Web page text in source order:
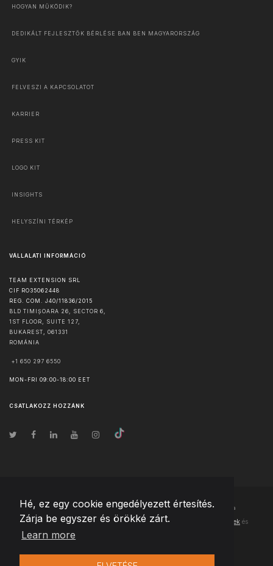
Hé, ez egy cookie engedélyezett értesítés.
Zárja be egyszer és örökké zárt.
Learn more
HOGYAN MŰKÖDIK?
DEDIKÁLT FEJLESZTŐK BÉRLÉSE BAN BEN MAGYARORSZÁG
GYIK
FELVESZI A KAPCSOLATOT
KARRIER
PRESS KIT
LOGO KIT
INSIGHTS
HELYSZÍNI TÉRKÉP
VÁLLALATI INFORMÁCIÓ
TEAM EXTENSION SRL
CIF RO35062448
REG. COM. J40/11836/2015
BLD TIMIȘOARA 26, SECTOR 6,
1ST FLOOR, SUITE 127,
BUKAREST
061331
ROMÁNIA
+1 650 297 6550
MON-FRI 09:00-18:00 EET
CSATLAKOZZ HOZZÁNK
© Szerzői jog2026 Team Extension Hungary- Minden jog fenntartva
Changelog ● Ezen webhely használatával elfogadja Használati feltételek és